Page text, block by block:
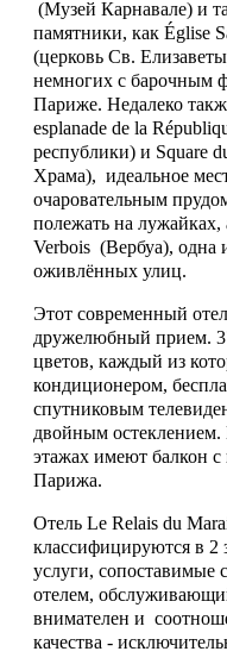
(Музей Карнавале) и
памятники, как Église
(церковь Св.
немногих с барочным
Париже. Недалеко
esplanade de la
республики) и Square
Храма), идеальное
очаровательным
полежать на лужайках,
Verbois (Вербуа), одна
оживлённых улиц.
Этот современный
дружелюбный прием.
цветов, каждый из
кондиционером,
спутниковым
двойным
этажах имеют балкон
Парижа.
Отель Le Relais du
классифицируются в 2
услуги, сопоставимые
отелем,
внимателен и
качества -